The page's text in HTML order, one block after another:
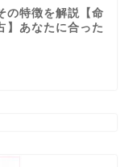
の特徴を解説【命
】あなたに合った